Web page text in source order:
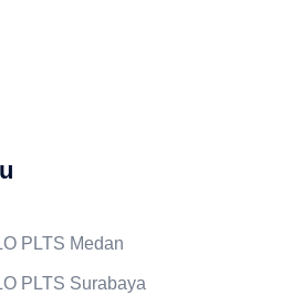
PLTS Medan
PLTS Surabaya